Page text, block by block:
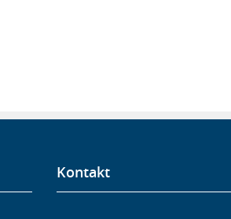
Kontakt